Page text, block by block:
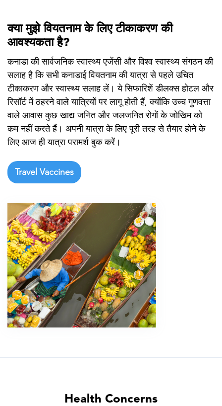
क्या मुझे वियतनाम के लिए टीकाकरण की
आवश्यकता है?
कनाडा की सार्वजनिक स्वास्थ्य एजेंसी और विश्व स्वास्थ्य संगठन की
सलाह है कि सभी कनाडाई वियतनाम की यात्रा से पहले उचित
टीकाकरण और स्वास्थ्य सलाह लें। ये सिफारिशें डीलक्स होटल और
रिसॉर्ट में ठहरने वाले यात्रियों पर लागू होती हैं, क्योंकि उच्च गुणवत्ता
वाले आवास कुछ खाद्य जनित और जलजनित रोगों के जोखिम को
कम नहीं करते हैं। अपनी यात्रा के लिए पूरी तरह से तैयार होने के
लिए आज ही यात्रा परामर्श बुक करें।
Travel Vaccines
Health Concerns